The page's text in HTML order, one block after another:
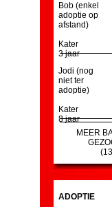
Bob (enkel
adoptie op
afstand)
Kater
3 jaar
Jodi (nog
niet ter
adoptie)
Kater
8 jaar
MEER
ADOPTIE